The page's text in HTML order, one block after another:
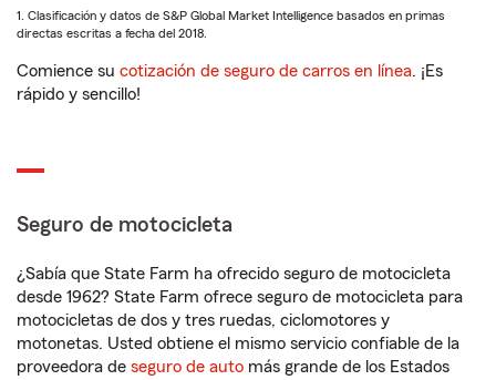
1. Clasificación y datos de S&P Global Market Intelligence basados en primas
directas escritas a fecha del 2018.
Comience su cotización de seguro de carros en línea. ¡Es
rápido y sencillo!
Seguro de motocicleta
¿Sabía que State Farm ha ofrecido seguro de motocicleta
desde 1962? State Farm ofrece seguro de motocicleta para
motocicletas de dos y tres ruedas, ciclomotores y
motonetas. Usted obtiene el mismo servicio confiable de la
proveedora de seguro de auto más grande de los Estados